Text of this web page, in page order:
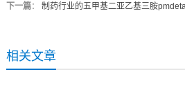
下一篇： 制药行业的五甲基二亚乙基三胺
相关文章